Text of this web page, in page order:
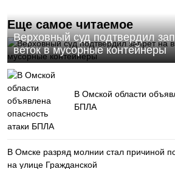
Еще самое читаемое
Верховный суд подтвердил
веток в мусорные контейнеры
В Омской области
БПЛА
В Омске разряд молнии стал причиной
на улице Гражданской